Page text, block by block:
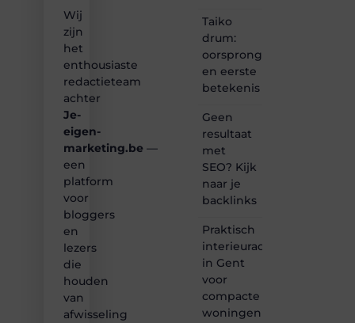
Wij
zijn
het
enthousiaste
redactieteam
achter
Je-
eigen-
marketing.be —
een
platform
voor
bloggers
en
lezers
die
houden
van
afwisseling
Taiko
drum:
oorsprong
en eerste
betekenis
Geen
resultaat
met
SEO? Kijk
naar je
backlinks
Praktisch
interieuradvies
in Gent
voor
compacte
woningen